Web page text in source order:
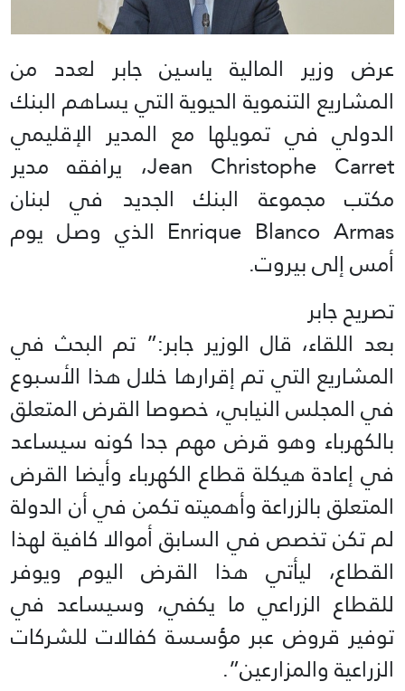
عرض وزير المالية ياسين جابر لعدد من
المشاريع التنموية الحيوية التي يساهم البنك
الدولي في تمويلها مع المدير الإقليمي
Jean Christophe Carret، يرافقه مدير
مكتب مجموعة البنك الجديد في لبنان
Enrique Blanco Armas الذي وصل يوم
أمس إلى بيروت.
تصريح جابر
بعد اللقاء، قال الوزير جابر:” تم البحث في
المشاريع التي تم إقرارها خلال هذا الأسبوع
في المجلس النيابي، خصوصا القرض المتعلق
بالكهرباء وهو قرض مهم جدا كونه سيساعد
في إعادة هيكلة قطاع الكهرباء وأيضا القرض
المتعلق بالزراعة وأهميته تكمن في أن الدولة
لم تكن تخصص في السابق أموالا كافية لهذا
القطاع، ليأتي هذا القرض اليوم ويوفر
للقطاع الزراعي ما يكفي، وسيساعد في
توفير قروض عبر مؤسسة كفالات للشركات
الزراعية والمزارعين”.